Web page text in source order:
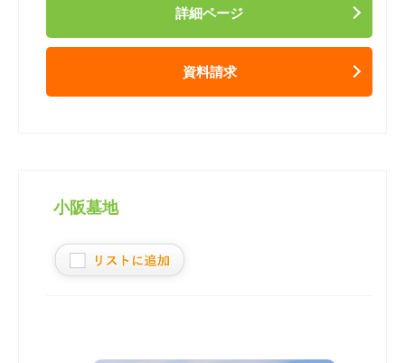
詳細ページ
資料請求
小阪墓地